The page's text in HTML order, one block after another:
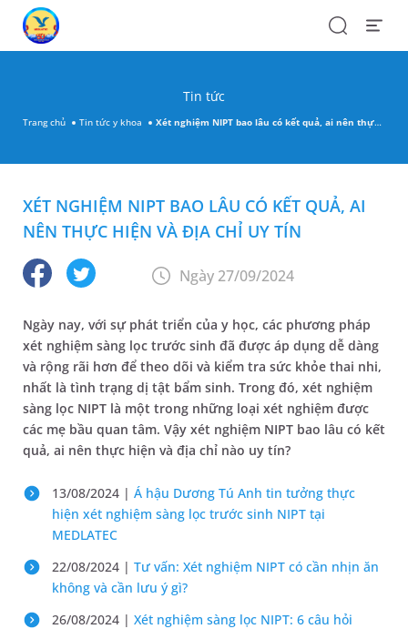
SearchOpen
Tin tức
Trang chủ Tin tức y khoa Xét nghiệm NIPT bao lâu có kết quả, ai nên thực hiện và địa chỉ uy tín
XÉT NGHIỆM NIPT BAO LÂU CÓ KẾT QUẢ, AI
NÊN THỰC HIỆN VÀ ĐỊA CHỈ UY TÍN
Ngày 27/09/2024
Ngày nay, với sự phát triển của y học, các phương pháp
xét nghiệm sàng lọc trước sinh đã được áp dụng dễ dàng
và rộng rãi hơn để theo dõi và kiểm tra sức khỏe thai nhi,
nhất là tình trạng dị tật bẩm sinh. Trong đó, xét nghiệm
sàng lọc NIPT là một trong những loại xét nghiệm được
các mẹ bầu quan tâm. Vậy xét nghiệm NIPT bao lâu có kết
quả, ai nên thực hiện và địa chỉ nào uy tín?
13/08/2024 | Á hậu Dương Tú Anh tin tưởng thực
hiện xét nghiệm sàng lọc trước sinh NIPT tại
MEDLATEC
22/08/2024 | Tư vấn: Xét nghiệm NIPT có cần nhịn ăn
không và cần lưu ý gì?
26/08/2024 | Xét nghiệm sàng lọc NIPT: 6 câu hỏi